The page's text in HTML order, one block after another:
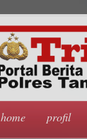
home profil